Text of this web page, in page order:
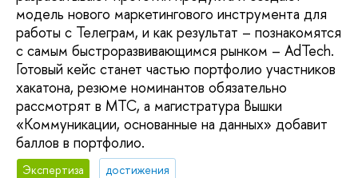
модель нового маркетингового инструмента для
работы с Телеграм, и как результат – познакомятся
с самым быстроразвивающимся рынком – AdTech.
Готовый кейс станет частью портфолио участников
хакатона, резюме номинантов обязательно
рассмотрят в МТС, а магистратура Вышки
«Коммуникации, основанные на данных» добавит
баллов в портфолио.
Экспертиза
достижения